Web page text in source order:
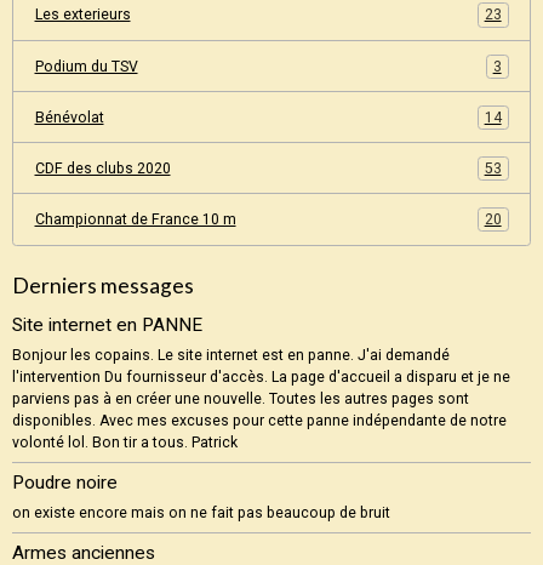
Les exterieurs 23
Podium du TSV 3
Bénévolat 14
CDF des clubs 2020 53
Championnat de France 10 m 20
Derniers messages
Site internet en PANNE
Bonjour les copains. Le site internet est en panne. J'ai demandé
l'intervention Du fournisseur d'accès. La page d'accueil a disparu et je ne
parviens pas à en créer une nouvelle. Toutes les autres pages sont
disponibles. Avec mes excuses pour cette panne indépendante de notre
volonté lol. Bon tir a tous. Patrick
Poudre noire
on existe encore mais on ne fait pas beaucoup de bruit
Armes anciennes